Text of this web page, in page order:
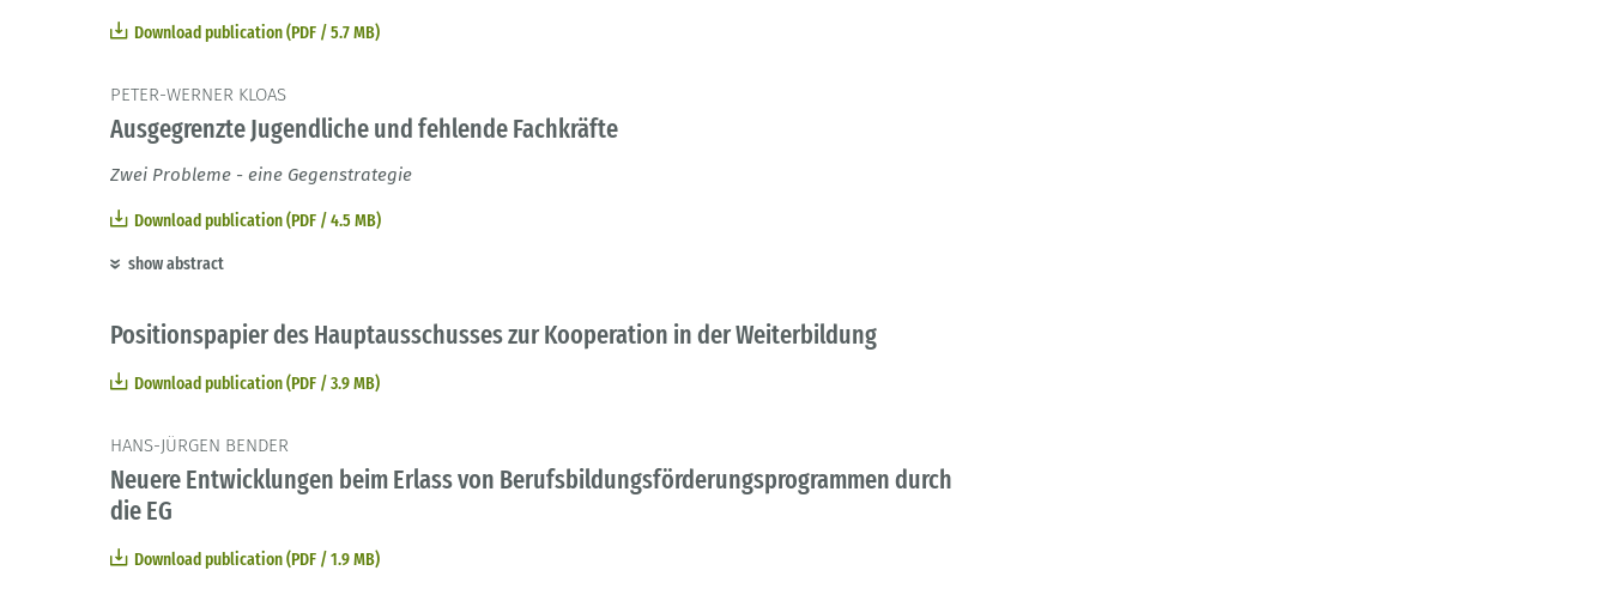
Download publication (PDF / 5.7 MB)
PETER-WERNER KLOAS
Ausgegrenzte Jugendliche und fehlende Fachkräfte
Zwei Probleme - eine Gegenstrategie
Download publication (PDF / 4.5 MB)
show abstract
Positionspapier des Hauptausschusses zur Kooperation in der Weiterbildung
Download publication (PDF / 3.9 MB)
HANS-JÜRGEN BENDER
Neuere Entwicklungen beim Erlass von Berufsbildungsförderungsprogrammen durch
die EG
Download publication (PDF / 1.9 MB)